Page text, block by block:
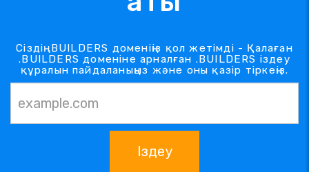
Сіздің .BUILDERS доменіңіз қол жетімді - Қалаған
.BUILDERS доменіне арналған .BUILDERS іздеу
құралын пайдаланыңыз және оны қазір тіркеңіз.
Іздеу